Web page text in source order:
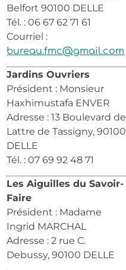
Belfort 90100 DELLE
Tél. : 06 67 62 71 61
Courriel :
bureau.fmc@gmail.com
Jardins Ouvriers
Président : Monsieur
Haxhimustafa ENVER
Adresse : 13 Boulevard de
Lattre de Tassigny, 90100
DELLE
Tél. : 07 69 92 48 71
Les Aiguilles du Savoir-
Faire
Président : Madame
Ingrid MARCHAL
Adresse : 2 rue C.
Debussy, 90100 DELLE